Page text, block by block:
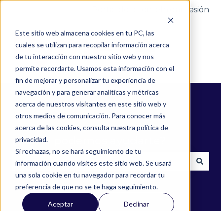
Este sitio web almacena cookies en tu PC, las
cuales se utilizan para recopilar información acerca
de tu interacción con nuestro sitio web y nos
permite recordarte. Usamos esta información con el
fin de mejorar y personalizar tu experiencia de
navegación y para generar analíticas y métricas
acerca de nuestros visitantes en este sitio web y
otros medios de comunicación. Para conocer más
acerca de las cookies, consulta nuestra política de
privacidad.
Si rechazas, no se hará seguimiento de tu
información cuando visites este sitio web. Se usará
una sola cookie en tu navegador para recordar tu
preferencia de que no se te haga seguimiento.
Aceptar Declinar
Iniciar sesión
¿Cómo podemos ayudarte?
No hay sugerencias porque el campo de